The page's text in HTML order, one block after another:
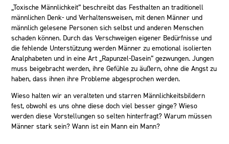
„Toxische Männlichkeit“ beschreibt das Festhalten an traditionell
männlichen Denk- und Verhaltensweisen, mit denen Männer und
männlich gelesene Personen sich selbst und anderen Menschen
schaden können. Durch das Verschweigen eigener Bedürfnisse und
die fehlende Unterstützung werden Männer zu emotional isolierten
Analphabeten und in eine Art „Rapunzel-Dasein“ gezwungen. Jungen
muss beigebracht werden, ihre Gefühle zu äußern, ohne die Angst zu
haben, dass ihnen ihre Probleme abgesprochen werden.
Wieso halten wir an veralteten und starren Männlichkeitsbildern
fest, obwohl es uns ohne diese doch viel besser ginge? Wieso
werden diese Vorstellungen so selten hinterfragt? Warum müssen
Männer stark sein? Wann ist ein Mann ein Mann?